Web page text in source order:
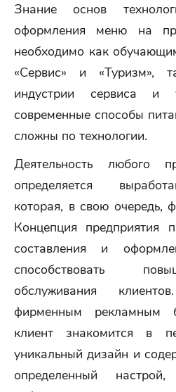
Знание основ
оформления меню на
необходимо как
«Сервис» и «Туризм»,
индустрии сервиса и
современные способы
сложны по технологии.
Деятельность любого
определяется
которая, в свою очередь,
Концепция предприятия
составления и
способствовать
обслуживания
фирменным рекламным
клиент знакомится в
уникальный дизайн и
определенный